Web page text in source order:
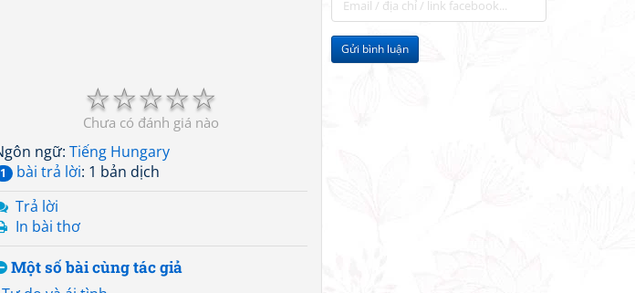
Gửi bình luận
☆
☆
☆
☆
☆
Chưa có đánh giá nào
ngữ: Tiếng Hungary
1 bài trả lời: 1 bản dịch
Trả lời
In bài thơ
Một số bài cùng tác giả